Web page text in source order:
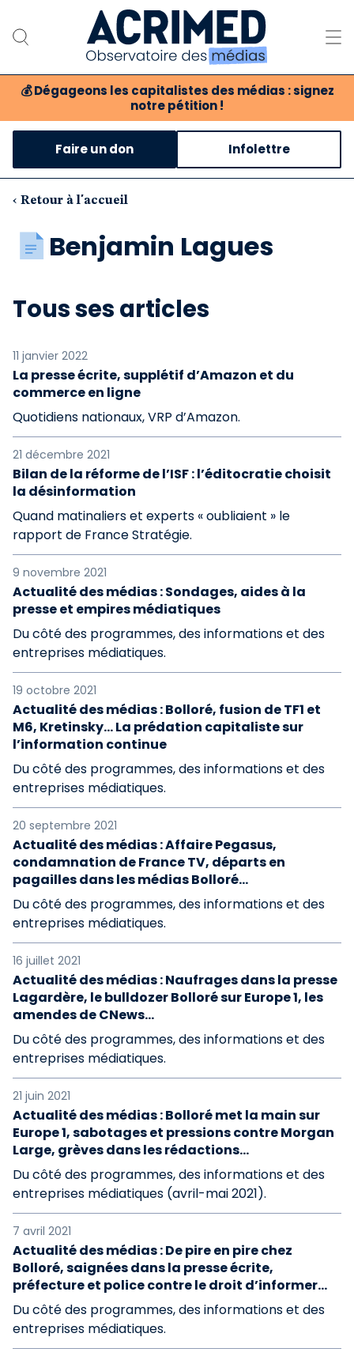
💰 Dégageons les capitalistes des médias : signez
notre pétition !
Notre association
Notre critique des médias
Nos propositions
Notre revue
Faire un don Infolettre
‹ Retour à l'accueil
Benjamin Lagues
Tous ses articles
11 janvier 2022
La presse écrite, supplétif d’Amazon et du
commerce en ligne
Quotidiens nationaux, VRP d’Amazon.
21 décembre 2021
Bilan de la réforme de l’ISF : l’éditocratie choisit
la désinformation
Quand matinaliers et experts « oubliaient » le
rapport de France Stratégie.
9 novembre 2021
Actualité des médias : Sondages, aides à la
presse et empires médiatiques
Du côté des programmes, des informations et des
entreprises médiatiques.
19 octobre 2021
Actualité des médias : Bolloré, fusion de TF1 et
M6, Kretinsky… La prédation capitaliste sur
l’information continue
Du côté des programmes, des informations et des
entreprises médiatiques.
20 septembre 2021
Actualité des médias : Affaire Pegasus,
condamnation de France TV, départs en
pagailles dans les médias Bolloré…
Du côté des programmes, des informations et des
entreprises médiatiques.
16 juillet 2021
Actualité des médias : Naufrages dans la presse
Lagardère, le bulldozer Bolloré sur Europe 1, les
amendes de CNews…
Du côté des programmes, des informations et des
entreprises médiatiques.
21 juin 2021
Actualité des médias : Bolloré met la main sur
Europe 1, sabotages et pressions contre Morgan
Large, grèves dans les rédactions…
Du côté des programmes, des informations et des
entreprises médiatiques (avril-mai 2021).
7 avril 2021
Actualité des médias : De pire en pire chez
Bolloré, saignées dans la presse écrite,
préfecture et police contre le droit d’informer…
Du côté des programmes, des informations et des
entreprises médiatiques.